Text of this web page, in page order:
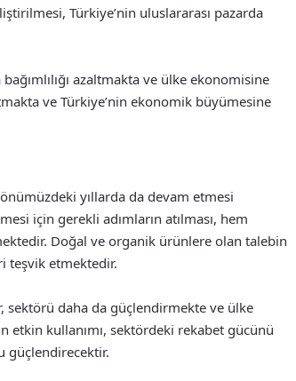
Türkiye’nin uluslararası pazarda
azaltmakta ve ülke ekonomisine
ve Türkiye’nin ekonomik büyümesine
yıllarda da devam etmesi
için gerekli adımların atılması, hem
Doğal ve organik ürünlere olan talebin
teşvik etmektedir.
sektörü daha da güçlendirmekte ve ülke
etkin kullanımı, sektördeki rekabet gücünü
güçlendirecektir.